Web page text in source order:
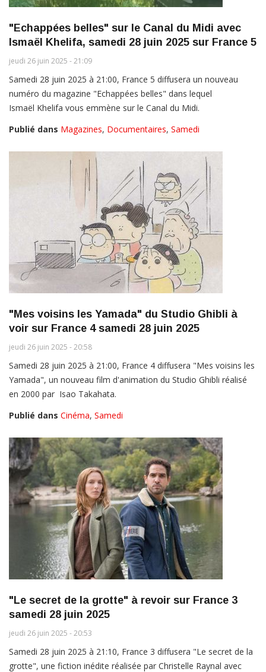
"Echappées belles" sur le Canal du Midi avec
Ismaël Khelifa, samedi 28 juin 2025 sur France 5
jeudi 26 juin 2025 - 21:09
Samedi 28 juin 2025 à 21:00, France 5 diffusera un nouveau
numéro du magazine "Echappées belles" dans lequel
Ismaël Khelifa vous emmène sur le Canal du Midi.
Publié dans Magazines, Documentaires, Samedi
"Mes voisins les Yamada" du Studio Ghibli à
voir sur France 4 samedi 28 juin 2025
jeudi 26 juin 2025 - 20:58
Samedi 28 juin 2025 à 21:00, France 4 diffusera "Mes voisins les
Yamada", un nouveau film d'animation du Studio Ghibli réalisé
en 2000 par Isao Takahata.
Publié dans Cinéma, Samedi
"Le secret de la grotte" à revoir sur France 3
samedi 28 juin 2025
jeudi 26 juin 2025 - 20:53
Samedi 28 juin 2025 à 21:10, France 3 diffusera "Le secret de la
grotte", une fiction inédite réalisée par Christelle Raynal avec